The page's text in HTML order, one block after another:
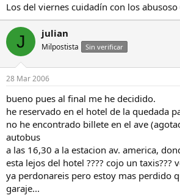
Los del viernes cuidadín con los abusoso
J julian
Milpostista Sin verificar
28 Mar 2006
bueno pues al final me he decidido.
he reservado en el hotel de la quedada
no he encontrado billete en el ave
autobus
a las 16,30 a la estacion av. america,
esta lejos del hotel ???? cojo un taxis???
ya perdonareis pero estoy mas perdido
garaje...